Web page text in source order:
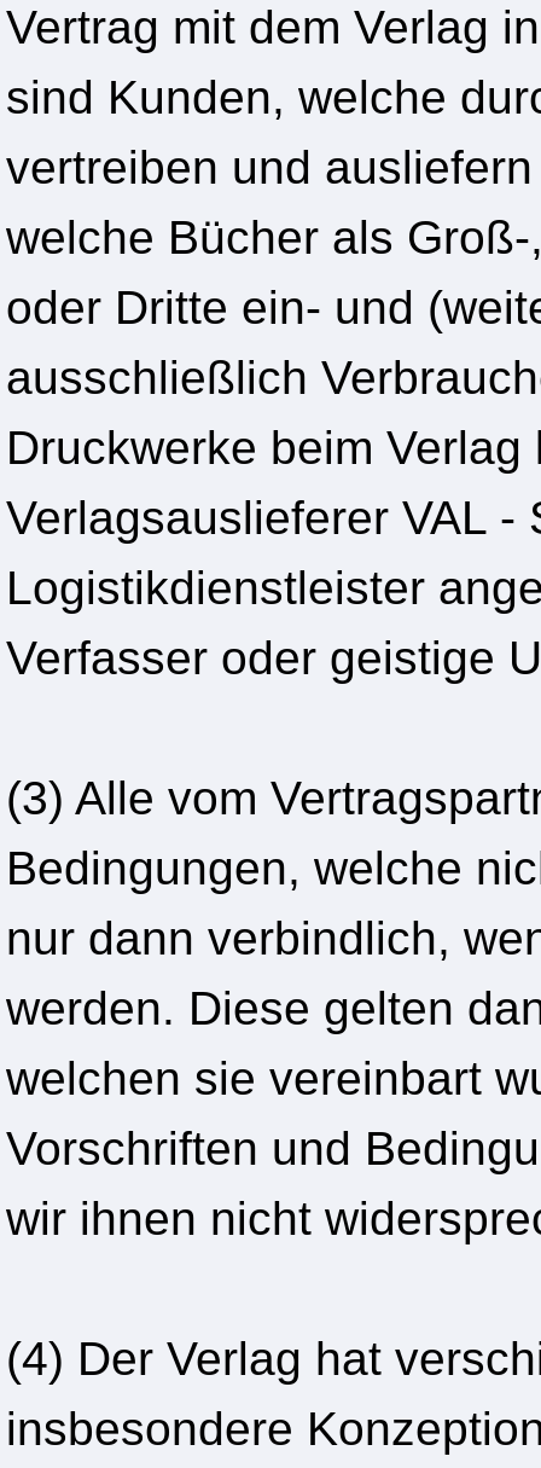
Vertrag mit dem Verlag
sind Kunden, welche
vertreiben und
welche Bücher als
oder Dritte ein- und
ausschließlich
Druckwerke beim
Verlagsauslieferer VAL
Logistikdienstleister
Verfasser oder geistige
(3) Alle vom
Bedingungen, welche
nur dann verbindlich,
werden. Diese gelten
welchen sie vereinbart
Vorschriften und
wir ihnen nicht
(4) Der Verlag hat
insbesondere